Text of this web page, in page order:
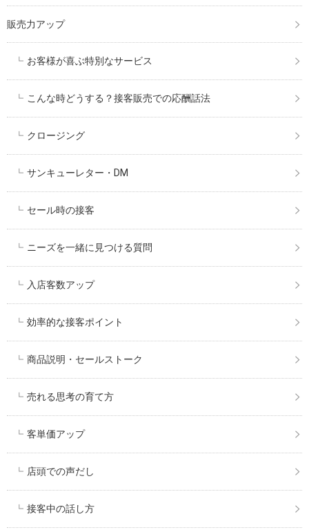
販売力アップ
お客様が喜ぶ特別なサービス
こんな時どうする？接客販売での応酬話法
クロージング
サンキューレター・DM
セール時の接客
ニーズを一緒に見つける質問
入店客数アップ
効率的な接客ポイント
商品説明・セールストーク
売れる思考の育て方
客単価アップ
店頭での声だし
接客中の話し方